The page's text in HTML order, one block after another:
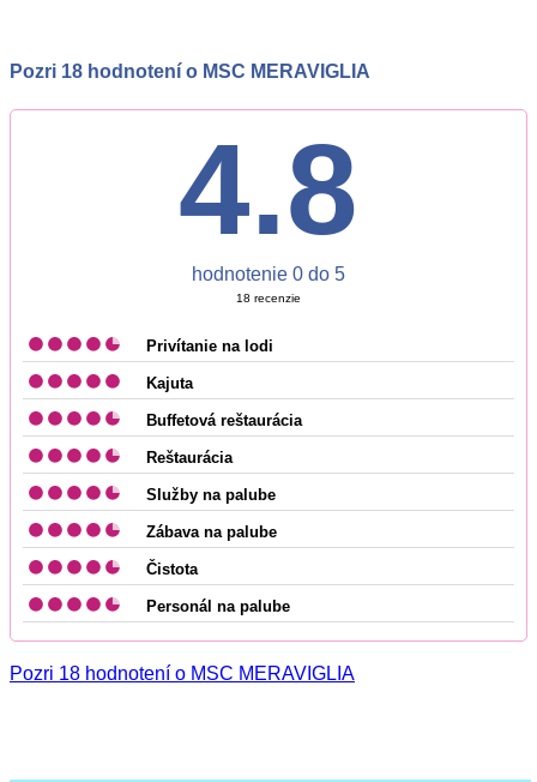
Pozri 18 hodnotení o MSC MERAVIGLIA
4.8
hodnotenie 0 do 5
18 recenzie
Privítanie na lodi
Kajuta
Buffetová reštaurácia
Reštaurácia
Služby na palube
Zábava na palube
Čistota
Personál na palube
Pozri 18 hodnotení o MSC MERAVIGLIA